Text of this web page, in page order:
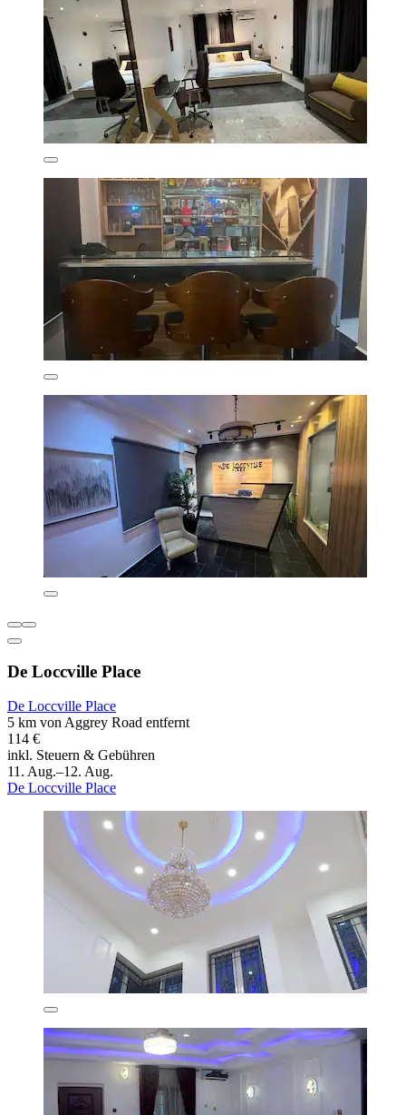
De Loccville Place
De Loccville Place
5 km von Aggrey Road entfernt
114 €
inkl. Steuern & Gebühren
11. Aug.–12. Aug.
De Loccville Place